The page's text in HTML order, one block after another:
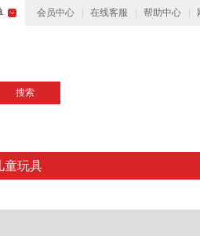
会员中心 在线客服 帮助中心
搜索
童玩具